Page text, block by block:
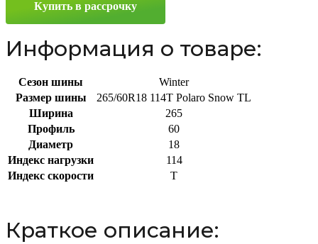
Купить в рассрочку
Информация о товаре:
Сезон шины
Winter
Размер шины
265/60R18 114T Polaro Snow TL
Ширина
265
Профиль
60
Диаметр
18
Индекс нагрузки
114
Индекс скорости
T
Краткое описание: